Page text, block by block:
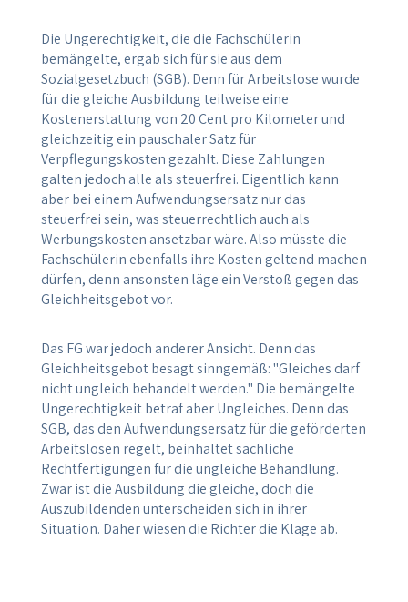
Die Ungerechtigkeit, die die Fachschülerin
bemängelte, ergab sich für sie aus dem
Sozialgesetzbuch (SGB). Denn für Arbeitslose wurde
für die gleiche Ausbildung teilweise eine
Kostenerstattung von 20 Cent pro Kilometer und
gleichzeitig ein pauschaler Satz für
Verpflegungskosten gezahlt. Diese Zahlungen
galten jedoch alle als steuerfrei. Eigentlich kann
aber bei einem Aufwendungsersatz nur das
steuerfrei sein, was steuerrechtlich auch als
Werbungskosten ansetzbar wäre. Also müsste die
Fachschülerin ebenfalls ihre Kosten geltend machen
dürfen, denn ansonsten läge ein Verstoß gegen das
Gleichheitsgebot vor.
Das FG war jedoch anderer Ansicht. Denn das
Gleichheitsgebot besagt sinngemäß: "Gleiches darf
nicht ungleich behandelt werden." Die bemängelte
Ungerechtigkeit betraf aber Ungleiches. Denn das
SGB, das den Aufwendungsersatz für die geförderten
Arbeitslosen regelt, beinhaltet sachliche
Rechtfertigungen für die ungleiche Behandlung.
Zwar ist die Ausbildung die gleiche, doch die
Auszubildenden unterscheiden sich in ihrer
Situation. Daher wiesen die Richter die Klage ab.